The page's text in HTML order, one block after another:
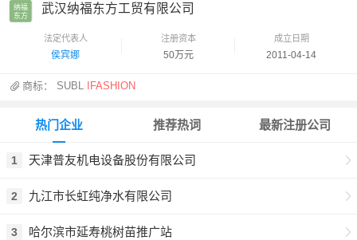
纳福
东方
武汉纳福东方工贸有限公司
法定代表人
侯宾娜
注册资本
50万元
成立日期
2011-04-14
商标： SUBL IFASHION
热门企业
1 天津普友机电设备股份有限公司
2 九江市长虹纯净水有限公司
3 哈尔滨市延寿桃树苗推广站
推荐热词 最新注册公司